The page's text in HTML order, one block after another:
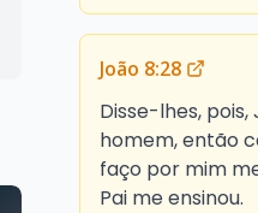
João 8:28
Disse-lhes,
homem, então
faço por mim
Pai me ensinou.